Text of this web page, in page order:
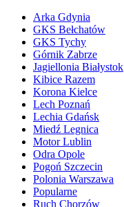
Arka Gdynia
GKS Bełchatów
GKS Tychy
Górnik Zabrze
Jagiellonia Białystok
Kibice Razem
Korona Kielce
Lech Poznań
Lechia Gdańsk
Miedź Legnica
Motor Lublin
Odra Opole
Pogoń Szczecin
Polonia Warszawa
Popularne
Ruch Chorzów